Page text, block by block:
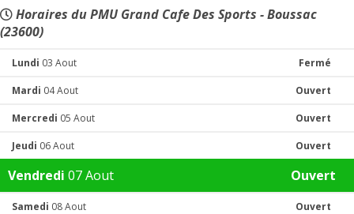
Horaires du PMU Grand Cafe Des Sports - Boussac
(23600)
Lundi 03 Aout Fermé
Mardi 04 Aout Ouvert
Mercredi 05 Aout Ouvert
Jeudi 06 Aout Ouvert
Vendredi 07 Aout Ouvert
Samedi 08 Aout Ouvert